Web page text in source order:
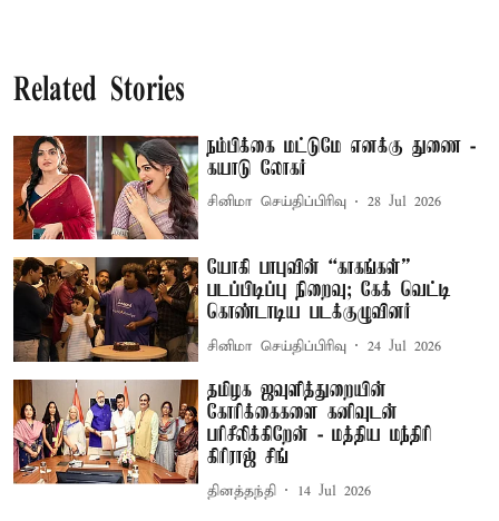
Related Stories
நம்பிக்கை மட்டுமே எனக்கு துணை -
கயாடு லோகர்
சினிமா செய்திப்பிரிவு 28 Jul 2026
யோகி பாபுவின் “காகங்கள்”
படப்பிடிப்பு நிறைவு; கேக் வெட்டி
கொண்டாடிய படக்குழுவினர்
சினிமா செய்திப்பிரிவு 24 Jul 2026
தமிழக ஜவுளித்துறையின்
கோரிக்கைகளை கனிவுடன்
பரிசீலிக்கிறேன் - மத்திய மந்திரி
கிரிராஜ் சிங்
தினத்தந்தி 14 Jul 2026